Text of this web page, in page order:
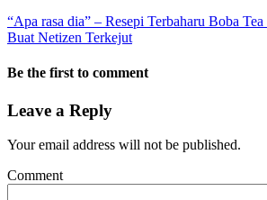
“Apa rasa dia” – Resepi Terbaharu Boba
Buat Netizen Terkejut
Be the first to comment
Leave a Reply
Your email address will not be published.
Comment